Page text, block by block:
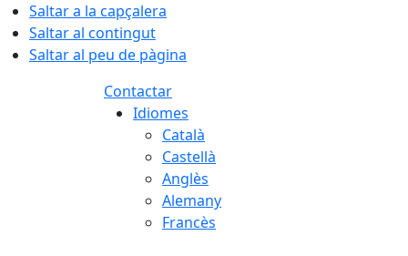
Saltar a la capçalera
Saltar al contingut
Saltar al peu de pàgina
Contactar
Idiomes
Català
Castellà
Anglès
Alemany
Francès